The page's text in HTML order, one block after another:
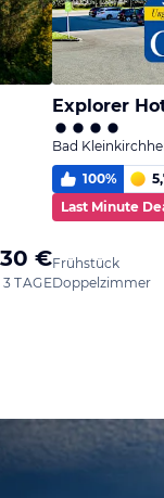
€
3 TAGE
Explorer
Bad
100%
Last Minute
Frühstück
Doppelzimmer